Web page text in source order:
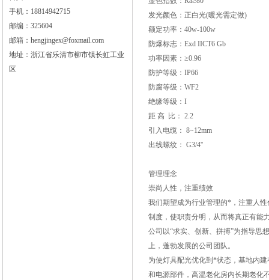
手机：18814942715
邮编：325604
邮箱：hengjingex@foxmail.com
地址：浙江省乐清市柳市镇长虹工业
区
发光颜色：正白光(暖光需定做)
额定功率：40w-100w
防爆标志：Exd IICT6 Gb
功率因素：≥0.96
防护等级：IP66
防腐等级：WF2
绝缘等级：I
距 高 比： 2.2
引入电缆： 8~12mm
出线螺纹： G3/4''
管理理念
崇尚人性，注重绩效
我们期望成为行业管理的*，注重人
制度，使职责分明，从而将真正有能
公司以“求实、创新、拼搏”为指导思
上，蓬勃发展的公司团队。
为使灯具配光优化到*状态，基地内
和电源部件，高温老化房内长期老化